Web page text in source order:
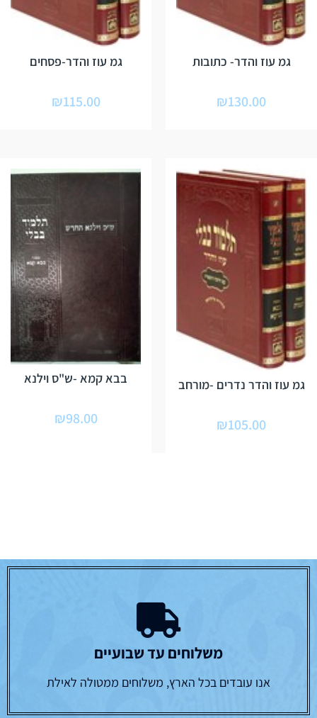
גמ עוז והדר- כתובות
₪130.00
גמ עוז והדר-פסחים
₪115.00
גמ עוז והדר נדרים -מורחב
₪105.00
בבא קמא -ש"ס וילנא
₪98.00
משלוחים עד שבועיים
אנו עובדים בכל הארץ, משלוחים ממטולה לאילת